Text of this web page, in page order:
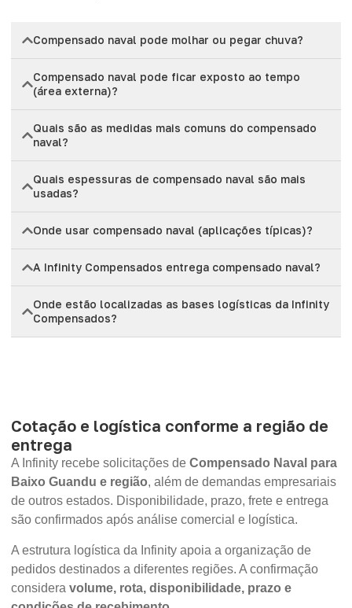
Compensado naval pode molhar ou pegar chuva?
Compensado naval pode ficar exposto ao tempo
(área externa)?
Quais são as medidas mais comuns do compensado
naval?
Quais espessuras de compensado naval são mais
usadas?
Onde usar compensado naval (aplicações típicas)?
A Infinity Compensados entrega compensado naval?
Onde estão localizadas as bases logísticas da Infinity
Compensados?
Cotação e logística conforme a região de
entrega
A Infinity recebe solicitações de Compensado Naval para
Baixo Guandu e região, além de demandas empresariais
de outros estados. Disponibilidade, prazo, frete e entrega
são confirmados após análise comercial e logística.
A estrutura logística da Infinity apoia a organização de
pedidos destinados a diferentes regiões. A confirmação
considera volume, rota, disponibilidade, prazo e